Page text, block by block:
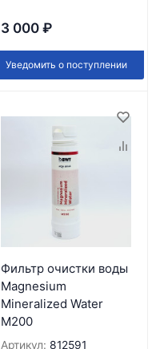
3 000 ₽
Уведомить о поступлении
Фильтр очистки воды
Magnesium
Mineralized Water
M200
Артикул: 812591